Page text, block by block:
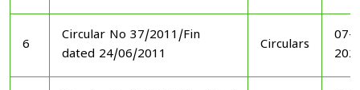
6
Circular No 37/2011/Fin
dated 24/06/2011
Circulars
07-